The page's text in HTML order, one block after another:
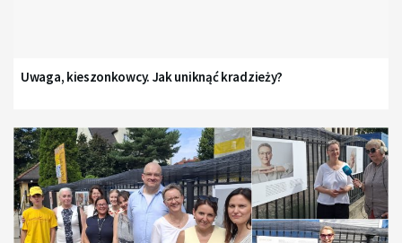
Uwaga, kieszonkowcy. Jak uniknąć kradzieży?